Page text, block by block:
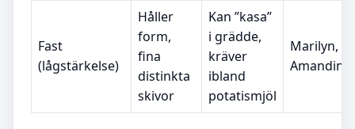
Fast
(lågstärkelse)
Håller
form,
fina
distinkta
skivor
Kan ”kasa”
i grädde,
kräver
ibland
potatismjöl
Marilyn,
Amandine